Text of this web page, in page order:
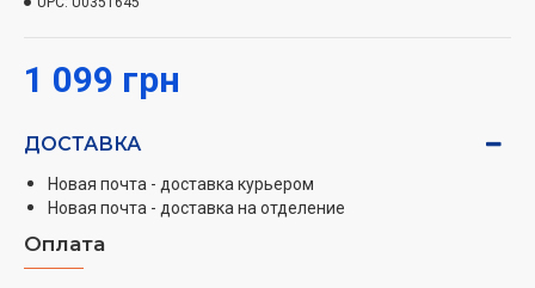
ингредиенты для сложных блюд, сделать коктейль
блинов или омлетовую смесь.
1 099 грн
ДОСТАВКА
Новая почта - доставка курьером
Новая почта - доставка на отделение
Оплата